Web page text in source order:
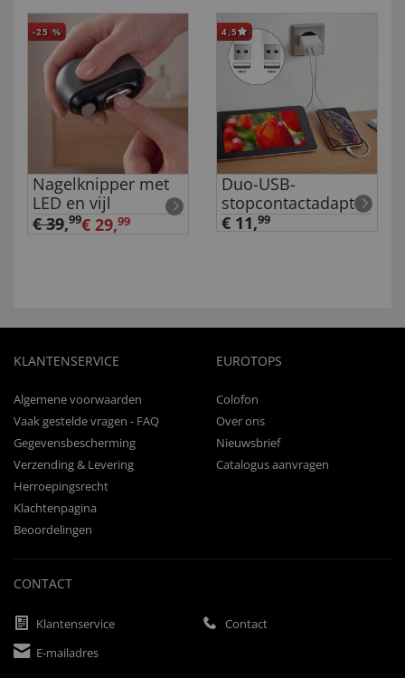
-25 %
Nagelknipper met
LED en vijl
€ 39,99€ 29,99
4,5
Duo-USB-
stopcontactadapter
€ 11,99
KLANTENSERVICE
Algemene voorwaarden
Vaak gestelde vragen - FAQ
Gegevensbescherming
Verzending & Levering
Herroepingsrecht
Klachtenpagina
Beoordelingen
EUROTOPS
Colofon
Over ons
Nieuwsbrief
Catalogus aanvragen
CONTACT
Klantenservice
Contact
E-mailadres